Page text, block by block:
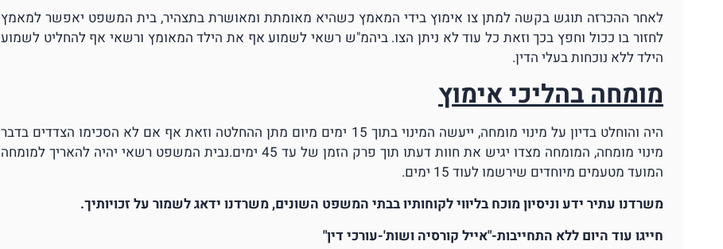
לאחר ההכרזה תוגש בקשה למתן צו אימוץ בידי המאמץ כשהיא מאומתת ומאושרת בתצהיר, בית המשפט יאפשר למאמץ
לחזור בו ככול וחפץ בכך וזאת כל עוד לא ניתן הצו. ביהמ"ש רשאי לשמוע אף את הילד המאומץ ורשאי אף להחליט לשמוע
הילד ללא נוכחות בעלי הדין.
מומחה בהליכי אימוץ
היה והוחלט בדיון על מינוי מומחה, ייעשה המינוי בתוך 15 ימים מיום מתן ההחלטה וזאת אף אם לא הסכימו הצדדים בדבר
מינוי מומחה, המומחה מצדו יגיש את חוות דעתו תוך פרק הזמן של עד 45 ימים.נבית המשפט רשאי יהיה להאריך למומחה
המועד מטעמים מיוחדים שירשמו לעוד 15 ימים.
משרדנו עתיר ידע וניסיון מוכח בליווי לקוחותיו בבתי המשפט השונים, משרדנו ידאג לשמור על זכויותיך.
חייגו עוד היום ללא התחייבות-"אייל קורסיה ושות'-עורכי דין"